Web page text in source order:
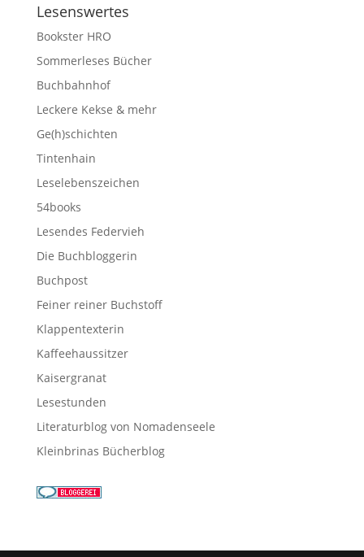
Lesenswertes
Bookster HRO
Sommerleses Bücher
Buchbahnhof
Leckere Kekse & mehr
Ge(h)schichten
Tintenhain
Leselebenszeichen
54books
Lesendes Federvieh
Die Buchbloggerin
Buchpost
Feiner reiner Buchstoff
Klappentexterin
Kaffeehaussitzer
Kaisergranat
Lesestunden
Literaturblog von Nomadenseele
Kleinbrinas Bücherblog